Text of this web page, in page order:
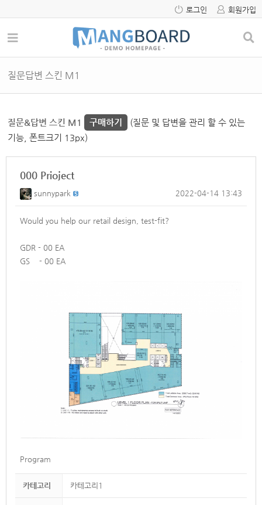
로그인 회원가입
질문답변 스킨 M1
질문&답변 스킨 M1 구매하기
(질문 및 답변을 관리 할 수 있는
기능, 폰트크기 13px)
000 Prioject
sunnypark 2022-04-14 13:43
Would you help our retail design, test-fit?
GDR - 00 EA
GS - 00 EA
Program
카테고리 카테고리1